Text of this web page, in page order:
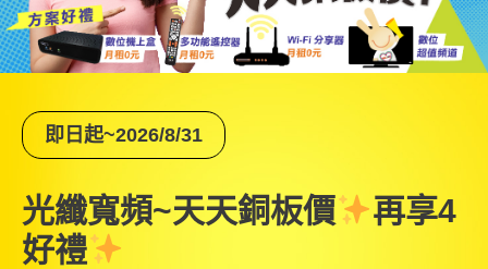
即日起~2026/8/31
光纖寬頻~天天銅板價
再享4
好禮